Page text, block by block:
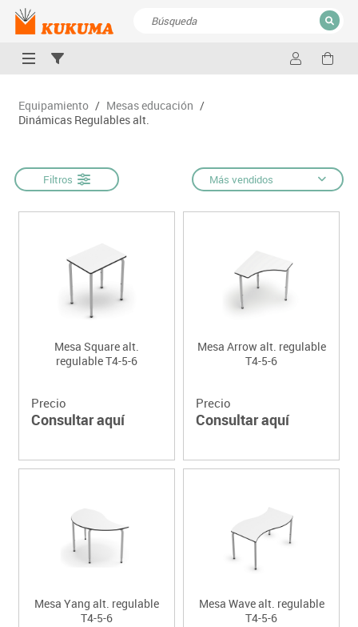
CERRAR
Equipamiento / Mesas educación /
Dinámicas Regulables alt.
Filtros Más vendidos
Mesa Square alt.
regulable T4-5-6
Precio
Consultar aquí
Mesa Arrow alt. regulable
T4-5-6
Precio
Consultar aquí
Mesa Yang alt. regulable
T4-5-6
Mesa Wave alt. regulable
T4-5-6